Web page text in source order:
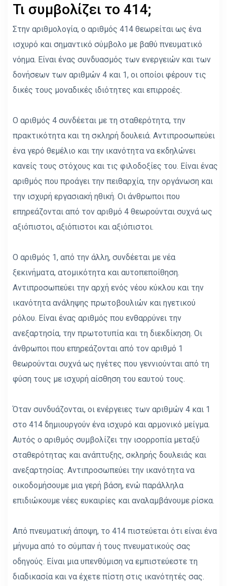
Τι συμβολίζει το 414;
Στην αριθμολογία, ο αριθμός 414 θεωρείται ως ένα
ισχυρό και σημαντικό σύμβολο με βαθύ πνευματικό
νόημα. Είναι ένας συνδυασμός των ενεργειών και των
δονήσεων των αριθμών 4 και 1, οι οποίοι φέρουν τις
δικές τους μοναδικές ιδιότητες και επιρροές.
Ο αριθμός 4 συνδέεται με τη σταθερότητα, την
πρακτικότητα και τη σκληρή δουλειά. Αντιπροσωπεύει
ένα γερό θεμέλιο και την ικανότητα να εκδηλώνει
κανείς τους στόχους και τις φιλοδοξίες του. Είναι ένας
αριθμός που προάγει την πειθαρχία, την οργάνωση και
την ισχυρή εργασιακή ηθική. Οι άνθρωποι που
επηρεάζονται από τον αριθμό 4 θεωρούνται συχνά ως
αξιόπιστοι, αξιόπιστοι και αξιόπιστοι.
Ο αριθμός 1, από την άλλη, συνδέεται με νέα
ξεκινήματα, ατομικότητα και αυτοπεποίθηση.
Αντιπροσωπεύει την αρχή ενός νέου κύκλου και την
ικανότητα ανάληψης πρωτοβουλιών και ηγετικού
ρόλου. Είναι ένας αριθμός που ενθαρρύνει την
ανεξαρτησία, την πρωτοτυπία και τη διεκδίκηση. Οι
άνθρωποι που επηρεάζονται από τον αριθμό 1
θεωρούνται συχνά ως ηγέτες που γεννιούνται από τη
φύση τους με ισχυρή αίσθηση του εαυτού τους.
Όταν συνδυάζονται, οι ενέργειες των αριθμών 4 και 1
στο 414 δημιουργούν ένα ισχυρό και αρμονικό μείγμα.
Αυτός ο αριθμός συμβολίζει την ισορροπία μεταξύ
σταθερότητας και ανάπτυξης, σκληρής δουλειάς και
ανεξαρτησίας. Αντιπροσωπεύει την ικανότητα να
οικοδομήσουμε μια γερή βάση, ενώ παράλληλα
επιδιώκουμε νέες ευκαιρίες και αναλαμβάνουμε ρίσκα.
Από πνευματική άποψη, το 414 πιστεύεται ότι είναι ένα
μήνυμα από το σύμπαν ή τους πνευματικούς σας
οδηγούς. Είναι μια υπενθύμιση να εμπιστεύεστε τη
διαδικασία και να έχετε πίστη στις ικανότητές σας.